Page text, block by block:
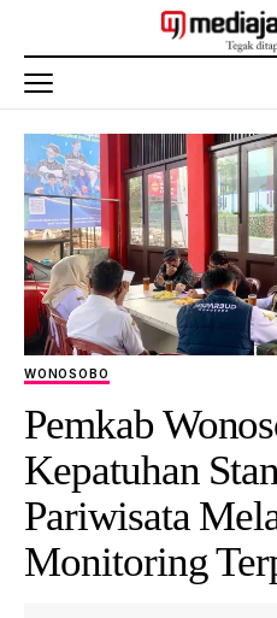
WONOSOBO
Pemkab
Kepatuhan
Pariwisata
Monitoring